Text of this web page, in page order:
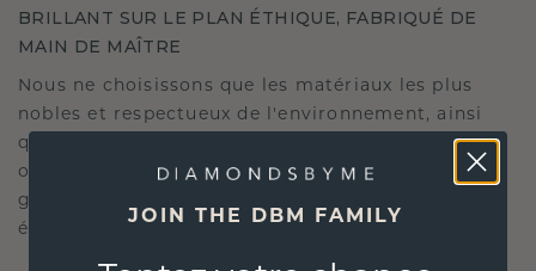
BRILLANT SUR LE PLAN ÉTHIQUE, FABRIQUÉ DE
MAIN DE MAÎTRE
Nous ne choisissons que les matériaux les plus
nobles et respectueux de l'environnement, ainsi
que des diamants synthétiques. Nos experts en
orfèvrerie allient durabilité et savoir-faire inégalé,
garantissant ainsi que vos bijoux sont aussi
éthiques qu'exquis.
JOIN THE DBM FAMILY